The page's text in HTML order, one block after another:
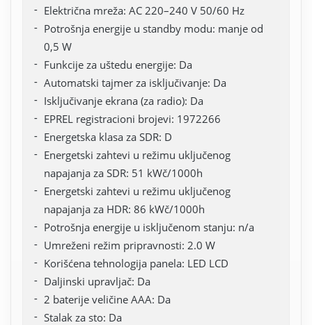
Električna mreža: AC 220–240 V 50/60 Hz
Potrošnja energije u standby modu: manje od
0,5 W
Funkcije za uštedu energije: Da
Automatski tajmer za isključivanje: Da
Isključivanje ekrana (za radio): Da
EPREL registracioni brojevi: 1972266
Energetska klasa za SDR: D
Energetski zahtevi u režimu uključenog
napajanja za SDR: 51 kWč/1000h
Energetski zahtevi u režimu uključenog
napajanja za HDR: 86 kWč/1000h
Potrošnja energije u isključenom stanju: n/a
Umreženi režim pripravnosti: 2.0 W
Korišćena tehnologija panela: LED LCD
Daljinski upravljač: Da
2 baterije veličine AAA: Da
Stalak za sto: Da